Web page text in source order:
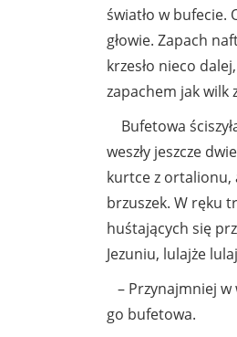
światło w bufecie.
głowie. Zapach
krzesło nieco
zapachem jak wilk
Bufetowa
weszły jeszcze
kurtce z ortalionu,
brzuszek. W ręku
huśtających się
Jezuniu, lulajże
– Przynajmniej w
go bufetowa.